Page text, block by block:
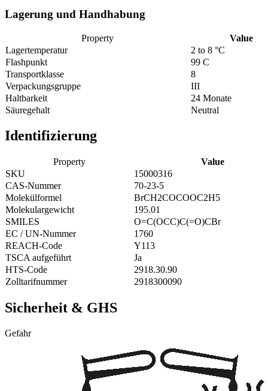
Lagerung und Handhabung
Property
Value
Lagertemperatur
2 to 8 °C
Flashpunkt
99 C
Transportklasse
8
Verpackungsgruppe
III
Haltbarkeit
24 Monate
Säuregehalt
Neutral
Identifizierung
Property
Value
SKU
15000316
CAS-Nummer
70-23-5
Molekülformel
BrCH2COCOOC2H5
Molekulargewicht
195.01
SMILES
O=C(OCC)C(=O)CBr
EC / UN-Nummer
1760
REACH-Code
Y113
TSCA aufgeführt
Ja
HTS-Code
2918.30.90
Zolltarifnummer
2918300090
Sicherheit & GHS
Gefahr